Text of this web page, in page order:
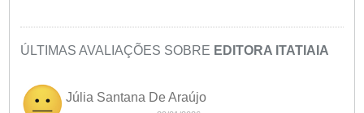
ÚLTIMAS AVALIAÇÕES SOBRE EDITORA ITATIAIA
Júlia Santana De Araújo